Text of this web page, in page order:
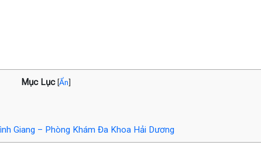
Mục Lục [Ẩn]
Giang – Phòng Khám Đa Khoa Hải Dương